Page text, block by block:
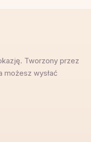
Tworzony przez
możesz wysłać